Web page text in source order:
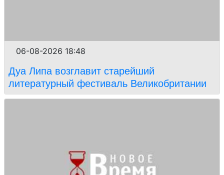
06-08-2026 18:48
Дуа Липа возглавит старейший
литературный фестиваль Великобритании